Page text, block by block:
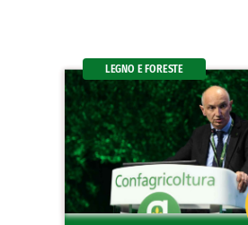
LEGNO E FORESTE